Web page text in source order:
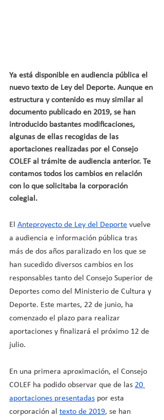
Ya está disponible en audiencia pública el
nuevo texto de Ley del Deporte. Aunque en
estructura y contenido es muy similar al
documento publicado en 2019, se han
introducido bastantes modificaciones,
algunas de ellas recogidas de las
aportaciones realizadas por el Consejo
COLEF al trámite de audiencia anterior. Te
contamos todos los cambios en relación
con lo que solicitaba la corporación
colegial.
El Anteproyecto de Ley del Deporte vuelve
a audiencia e información pública tras
más de dos años paralizado en los que se
han sucedido diversos cambios en los
responsables tanto del Consejo Superior de
Deportes como del Ministerio de Cultura y
Deporte. Este martes, 22 de junio, ha
comenzado el plazo para realizar
aportaciones y finalizará el próximo 12 de
julio.
En una primera aproximación, el Consejo
COLEF ha podido observar que de las 20
aportaciones presentadas por esta
corporación al texto de 2019, se han